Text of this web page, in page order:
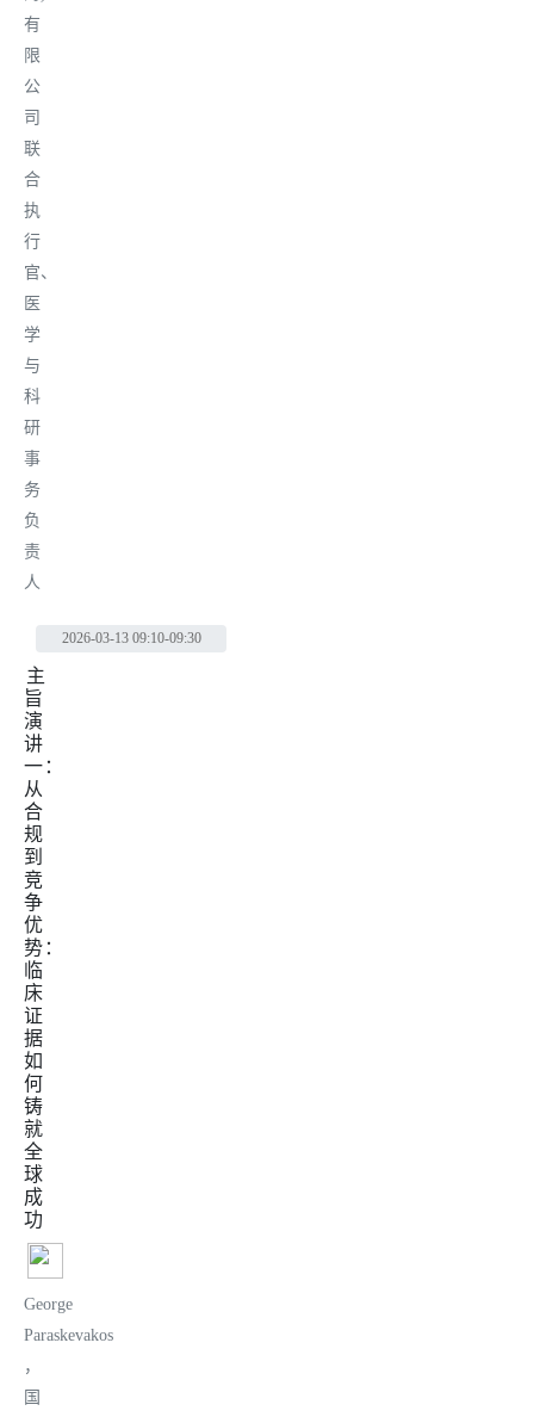
有
限
公
司
联
合
执
行
官、
医
学
与
科
研
事
务
负
责
人
2026-03-13 09:10-09:30
主
旨
演
讲
一：
从
合
规
到
竞
争
优
势：
临
床
证
据
如
何
铸
就
全
球
成
功
George
Paraskevakos
，
国